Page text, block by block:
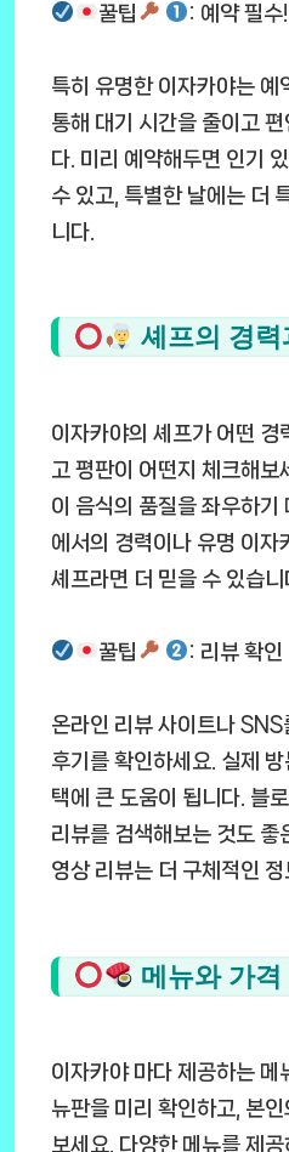
꿀팁 : 예약 필수!
특히 유명한 이자카야는 예
통해 대기 시간을 줄이고
다. 미리 예약해두면 인기
수 있고, 특별한 날에는 더
니다.
셰프의 경
이자카야의 셰프가 어떤 경
고 평판이 어떤지 체크해보
이 음식의 품질을 좌우하기
에서의 경력이나 유명 이자
셰프라면 더 믿을 수 있습니
꿀팁 : 리뷰 확인
온라인 리뷰 사이트나 SNS
후기를 확인하세요. 실제
택에 큰 도움이 됩니다. 블
리뷰를 검색해보는 것도 좋
영상 리뷰는 더 구체적인 정
메뉴와 가격
이자카야 마다 제공하는 메
뉴판을 미리 확인하고, 본
보세요. 다양한 메뉴를 제